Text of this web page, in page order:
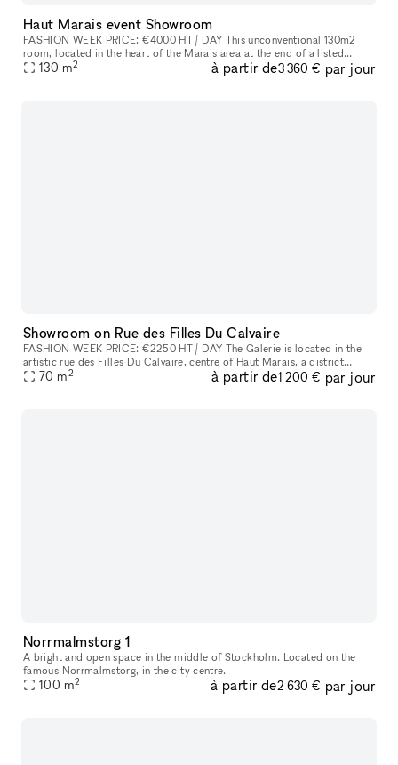
Haut Marais event Showroom
FASHION WEEK PRICE: €4000 HT / DAY This unconventional 130m2
room​,​ located in the heart of the Marais area at the end of a listed
courtyard​,​ is an outstanding site because to its stunning glass r
130 m2 à partir de3 360 € par jour
Showroom on Rue des Filles Du Calvaire
FASHION WEEK PRICE: €2250 HT / DAY The Galerie is located in the
artistic rue des Filles Du Calvaire​,​ centre of Haut Marais​,​ a district
known for its art galleries and high end boutiques on Beaum
70 m2 à partir de1 200 € par jour
Norrmalmstorg 1
A bright and open space in the middle of Stockholm. Located on the
famous Norrmalmstorg, in the city centre.
100 m2 à partir de2 630 € par jour